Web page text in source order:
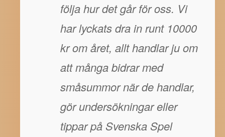
följa hur det går för oss. Vi
har lyckats dra in runt 10000
kr om året, allt handlar ju om
att många bidrar med
småsummor när de handlar,
gör undersökningar eller
tippar på Svenska Spel